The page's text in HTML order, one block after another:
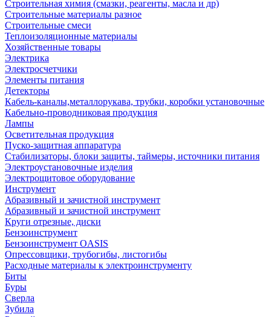
Строительная химия (смазки, реагенты, масла и др)
Строительные материалы разное
Строительные смеси
Теплоизоляционные материалы
Хозяйственные товары
Электрика
Электросчетчики
Элементы питания
Детекторы
Кабель-каналы,металлорукава, трубки, коробки установочные
Кабельно-проводниковая продукция
Лампы
Осветительная продукция
Пуско-защитная аппаратура
Стабилизаторы, блоки защиты, таймеры, источники питания
Электроустановочные изделия
Электрощитовое оборудование
Инструмент
Абразивный и зачистной инструмент
Абразивный и зачистной инструмент
Круги отрезные, диски
Бензоинструмент
Бензоинструмент OASIS
Опрессовщики, трубогибы, листогибы
Расходные материалы к электроинструменту
Биты
Буры
Сверла
Зубила